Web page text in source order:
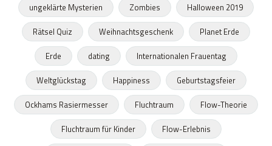
ungeklärte Mysterien
Zombies
Halloween 2019
Rätsel Quiz
Weihnachtsgeschenk
Planet Erde
Erde
dating
Internationalen Frauentag
Weltglückstag
Happiness
Geburtstagsfeier
Ockhams Rasiermesser
Fluchtraum
Flow-Theorie
Fluchtraum für Kinder
Flow-Erlebnis